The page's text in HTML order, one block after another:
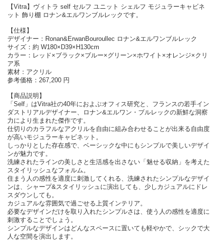
【Vitra】ヴィトラ self セルフ ユニット シェルフ モジュラーキャビネ
ット 飾り棚 ロナン&エルワンブルレックです。
【仕様】
デザイナー：Ronan&ErwanBouroullec ロナン&エルワンブルレック
サイズ：約 W180×D39×H130cm
カラー：レッド×ブラック×ブルー×グリーン×ホワイト×オレンジ×クリ
ア系
素材：アクリル
参考価格：267,200 円
【商品説明】
「Self」はVitra社の40年におよぶオフィス研究と、フランスの若手イン
ダストリアルデザイナー、ロナン&エルワン・ブルレックの新鮮な洞察
力により生まれた傑作です。
仕切りのカラフルなアクリルを自由に組み合わせることが出来る自由度
が高いモジュラーキャビネット。
しっかりとした存在感で、ベーシックな中にもシンプルで美しいデザイ
ンが魅力です。
洗練されたラインの美しさと生活感を出さない「魅せる収納」を考えた
スタイリッシュなフォルム。
住まう人の感性を適度に刺激してくれる、洗練されたシンプルなデザイ
ンは、シャープ&スタイリッシュに演出しても、少しカジュアルにドレ
スダウンしても。
カジュアルな雰囲気で過ごせる上質インテリア。
必要なデザインだけを取り入れたシンプルさは、使う人の感性を適度に
刺激することでしょう。
シンプルなデザインはどんなスペースに置いても軽やかで、シックで大
人な空間を演出します。